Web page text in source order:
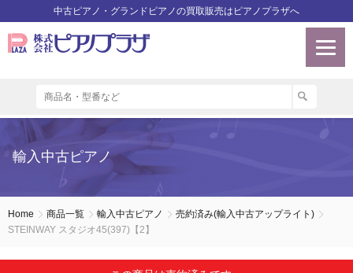
中古ピアノ・グランドピアノの買取販売はピアノプラザへ
輸入中古ピアノ
Home 商品一覧 輸入中古ピアノ
売約済み(輸入中古アップライト)
STEINWAY スタジオ45(397)【2】